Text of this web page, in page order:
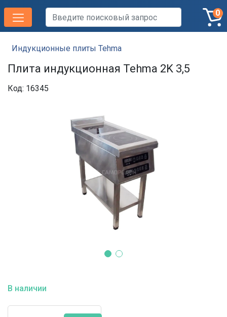
0
Индукционные плиты Tehma
Плита индукционная Tehma 2K 3,5
Код: 16345
В наличии